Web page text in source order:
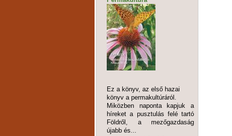
Ez a könyv, az első hazai
könyv a permakultúráról.
Miközben naponta kapjuk a
híreket a pusztulás felé tartó
Földről, a mezőgazdaság
újabb és...